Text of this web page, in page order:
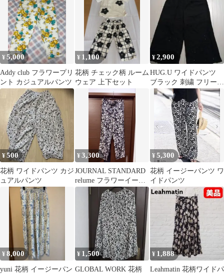
ルガウチョパンツ
¥5,000
Addy club フラワープリ
ント カジュアルパンツ
¥ 1,100
花柄 チェック柄 ルーム
ウェア 上下セット
¥2,900
HUG.U ワイドパンツ
ブラック 刺繍 フリーサ
イズ
¥500
花柄 ワイドパンツ カジ
ュアルパンツ
¥3,300
JOURNAL STANDARD
relume フラワーイージ
ーパンツ
¥5,300
花柄 イージーパンツ ワ
イドパンツ
¥8,000
yuni 花柄 イージーパン
¥ 1,500
GLOBAL WORK 花柄
¥ 1,888
Leahmatin 花柄ワイドパ